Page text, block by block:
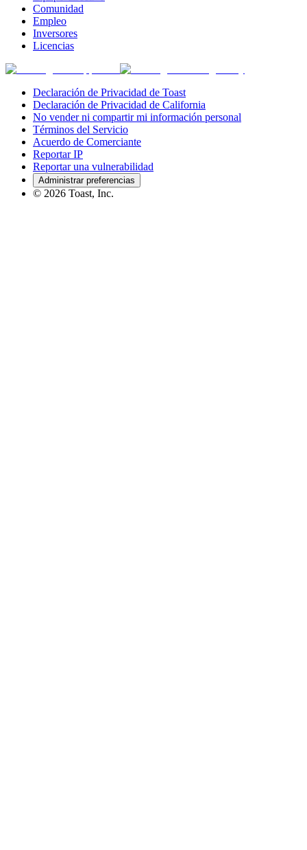
Comunidad
Empleo
Inversores
Licencias
Declaración de Privacidad de Toast
Declaración de Privacidad de California
No vender ni compartir mi información personal
Términos del Servicio
Acuerdo de Comerciante
Reportar IP
Reportar una vulnerabilidad
Administrar preferencias
© 2026 Toast, Inc.